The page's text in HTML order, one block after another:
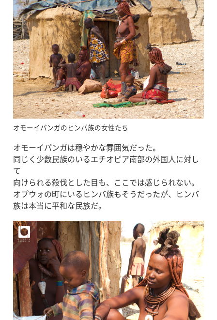
オモーイパンガのヒンバ族の女性たち
オモーイパンガは穏やかな雰囲気だった。
同じく少数民族のいるエチオピア南部の外国人に対し
て
向けられる殺伐とした目も、ここでは感じられない。
オプウォの町にいるヒンバ族もそうだったが、ヒンバ
族は本当に平和な民族だ。